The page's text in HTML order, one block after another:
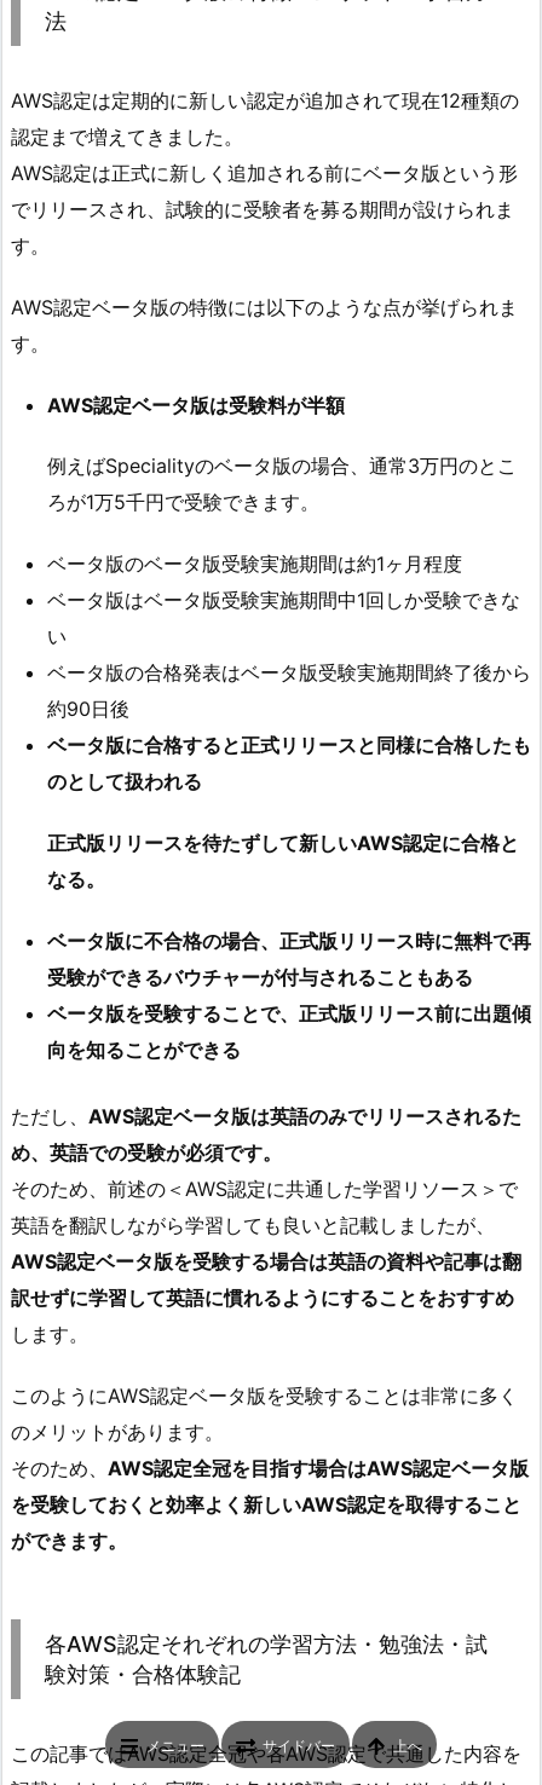
法
AWS認定は定期的に新しい認定が追加されて現在12種類の
認定まで増えてきました。
AWS認定は正式に新しく追加される前にベータ版という形
でリリースされ、試験的に受験者を募る期間が設けられま
す。
AWS認定ベータ版の特徴には以下のような点が挙げられま
す。
AWS認定ベータ版は受験料が半額
例えばSpecialityのベータ版の場合、通常3万円のとこ
ろが1万5千円で受験できます。
ベータ版のベータ版受験実施期間は約1ヶ月程度
ベータ版はベータ版受験実施期間中1回しか受験できな
い
ベータ版の合格発表はベータ版受験実施期間終了後から
約90日後
ベータ版に合格すると正式リリースと同様に合格したも
のとして扱われる
正式版リリースを待たずして新しいAWS認定に合格と
なる。
ベータ版に不合格の場合、正式版リリース時に無料で再
受験ができるバウチャーが付与されることもある
ベータ版を受験することで、正式版リリース前に出題傾
向を知ることができる
ただし、 AWS認定ベータ版は英語のみでリリースされるた
め、英語での受験が必須です。
そのため、前述の＜AWS認定に共通した学習リソース＞で
英語を翻訳しながら学習しても良いと記載しましたが、
AWS認定ベータ版を受験する場合は英語の資料や記事は翻
訳せずに学習して英語に慣れるようにすることをおすすめ
します。
このようにAWS認定ベータ版を受験することは非常に多く
のメリットがあります。
そのため、 AWS認定全冠を目指す場合はAWS認定ベータ版
を受験しておくと効率よく新しいAWS認定を取得すること
ができます。
各AWS認定それぞれの学習方法・勉強法・試
験対策・合格体験記
この記事ではAWS認定全冠や各AWS認定で共通した内容を
メニュー サイドバー 上へ